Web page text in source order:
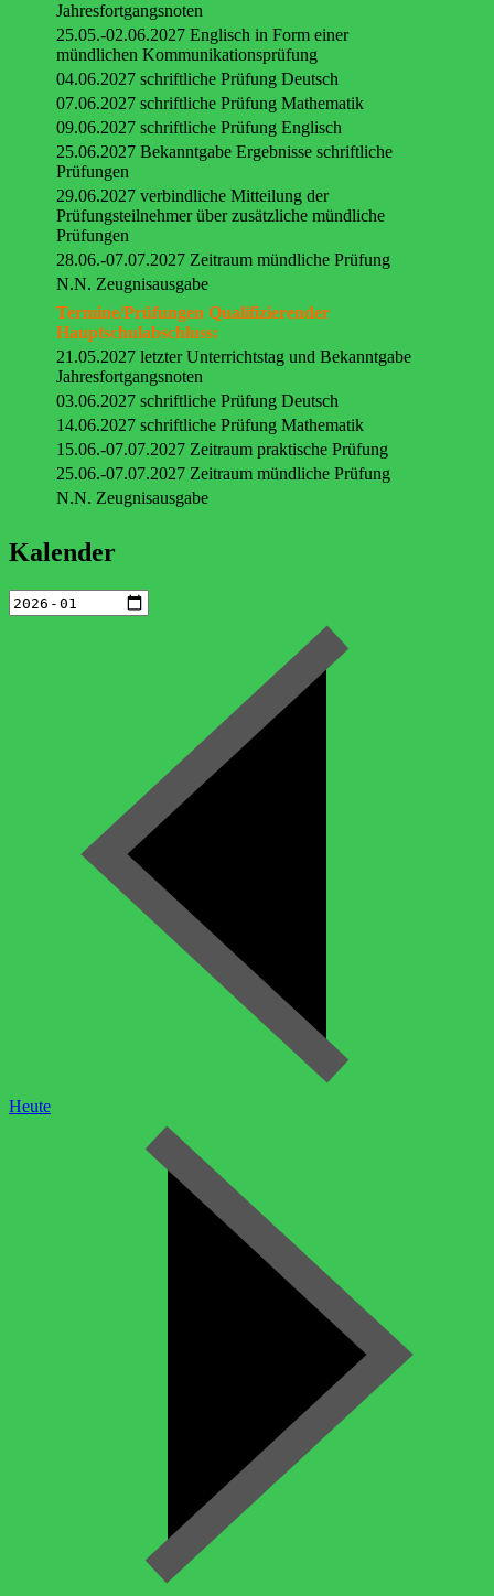
Jahresfortgangsnoten
25.05.-02.06.2027 Englisch in Form einer
mündlichen Kommunikationsprüfung
04.06.2027 schriftliche Prüfung Deutsch
07.06.2027 schriftliche Prüfung Mathematik
09.06.2027 schriftliche Prüfung Englisch
25.06.2027 Bekanntgabe Ergebnisse schriftliche
Prüfungen
29.06.2027 verbindliche Mitteilung der
Prüfungsteilnehmer über zusätzliche mündliche
Prüfungen
28.06.-07.07.2027 Zeitraum mündliche Prüfung
N.N. Zeugnisausgabe
Termine/Prüfungen Qualifizierender
Hauptschulabschluss:
21.05.2027 letzter Unterrichtstag und Bekanntgabe
Jahresfortgangsnoten
03.06.2027 schriftliche Prüfung Deutsch
14.06.2027 schriftliche Prüfung Mathematik
15.06.-07.07.2027 Zeitraum praktische Prüfung
25.06.-07.07.2027 Zeitraum mündliche Prüfung
N.N. Zeugnisausgabe
Kalender
Heute